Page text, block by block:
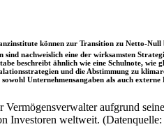
können zur Transition zu Netto-
sind nachweislich eine der wirksamsten
beschreibt ähnlich wie eine Schulnote,
und die Abstimmung zu
Unternehmensangaben als auch
aufgrund
Investoren weltweit.